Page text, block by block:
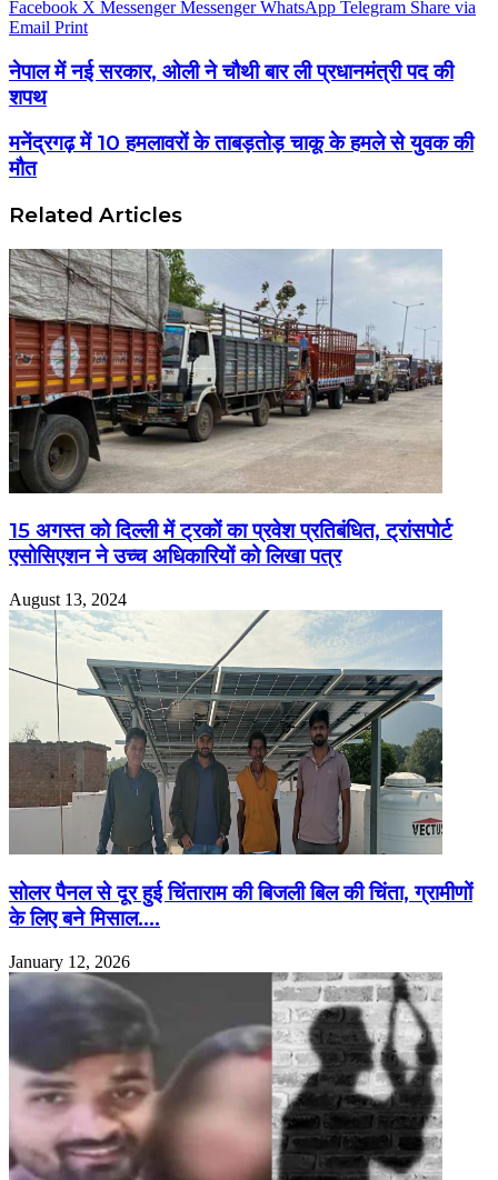
Facebook X Messenger Messenger WhatsApp Telegram Share via
Email Print
नेपाल में नई सरकार, ओली ने चौथी बार ली प्रधानमंत्री पद की
शपथ
मनेंद्रगढ़ में 10 हमलावरों के ताबड़तोड़ चाकू के हमले से युवक की
मौत
Related Articles
15 अगस्त को दिल्ली में ट्रकों का प्रवेश प्रतिबंधित, ट्रांसपोर्ट
एसोसिएशन ने उच्च अधिकारियों को लिखा पत्र
August 13, 2024
सोलर पैनल से दूर हुई चिंताराम की बिजली बिल की चिंता, ग्रामीणों
के लिए बने मिसाल….
January 12, 2026